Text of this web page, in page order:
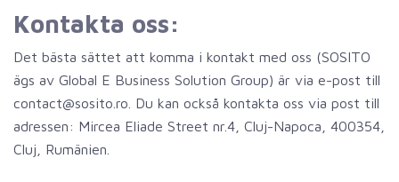
Kontakta oss:
Det bästa sättet att komma i kontakt med oss (SOSITO
ägs av Global E Business Solution Group) är via e-post till
contact@sosito.ro. Du kan också kontakta oss via post till
adressen: Mircea Eliade Street nr.4, Cluj-Napoca, 400354,
Cluj, Rumänien.